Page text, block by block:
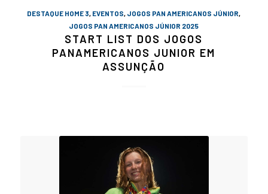
DESTAQUE HOME 3, EVENTOS, JOGOS PAN AMERICANOS JÚNIOR,
JOGOS PAN AMERICANOS JÚNIOR 2025
START LIST DOS JOGOS
PANAMERICANOS JUNIOR EM
ASSUNÇÃO